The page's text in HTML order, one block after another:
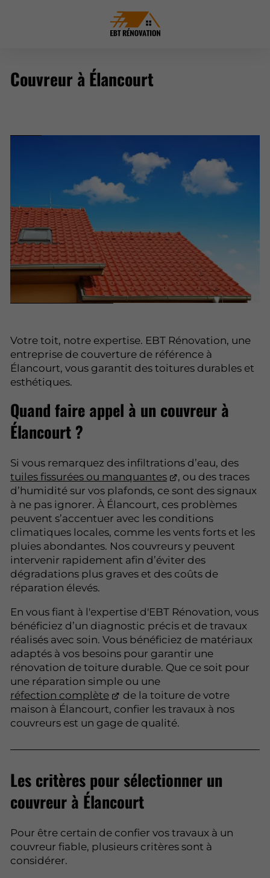
Couvreur à Élancourt
Votre toit, notre expertise. EBT Rénovation, une
entreprise de couverture de référence à
Élancourt, vous garantit des toitures durables et
esthétiques.
Quand faire appel à un couvreur à
Élancourt ?
Si vous remarquez des infiltrations d’eau, des
tuiles fissurées ou manquantes
, ou des traces
d’humidité sur vos plafonds, ce sont des signaux
à ne pas ignorer. À Élancourt, ces problèmes
peuvent s’accentuer avec les conditions
climatiques locales, comme les vents forts et les
pluies abondantes. Nos couvreurs y peuvent
intervenir rapidement afin d’éviter des
dégradations plus graves et des coûts de
réparation élevés.
En vous fiant à l'expertise d'EBT Rénovation, vous
bénéficiez d’un diagnostic précis et de travaux
réalisés avec soin. Vous bénéficiez de matériaux
adaptés à vos besoins pour garantir une
rénovation de toiture durable. Que ce soit pour
une réparation simple ou une
réfection complète
de la toiture de votre
maison à Élancourt, confier les travaux à nos
couvreurs est un gage de qualité.
Les critères pour sélectionner un
couvreur à Élancourt
Pour être certain de confier vos travaux à un
couvreur fiable, plusieurs critères sont à
considérer.